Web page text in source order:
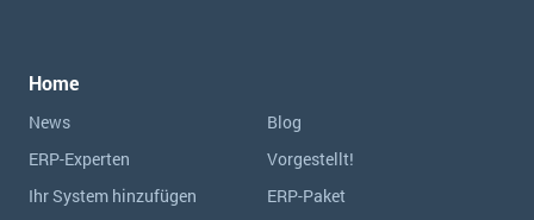
Home
News
Blog
ERP-Experten
Vorgestellt!
Ihr System hinzufügen
ERP-Paket